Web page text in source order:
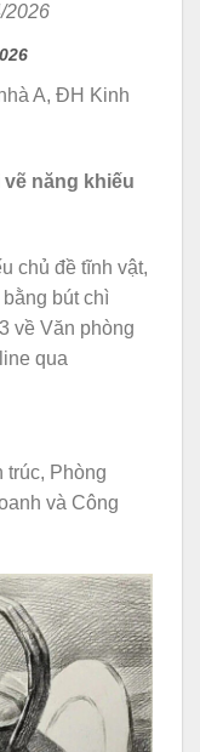
2026
A, ĐH Kinh
năng khiếu
chủ đề tĩnh vật,
bút chì
về Văn phòng
qua
trúc, Phòng
và Công